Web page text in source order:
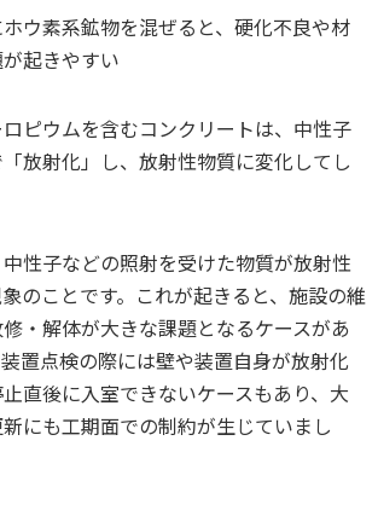
ウ素系鉱物を混ぜると、硬化不良や材
起きやすい
ロピウムを含むコンクリートは、中性子
放射化」し、放射性物質に変化してし
中性子などの照射を受けた物質が放射性
のことです。これが起きると、施設の維
・解体が大きな課題となるケースがあ
置点検の際には壁や装置自身が放射化
直後に入室できないケースもあり、大
にも工期面での制約が生じていまし